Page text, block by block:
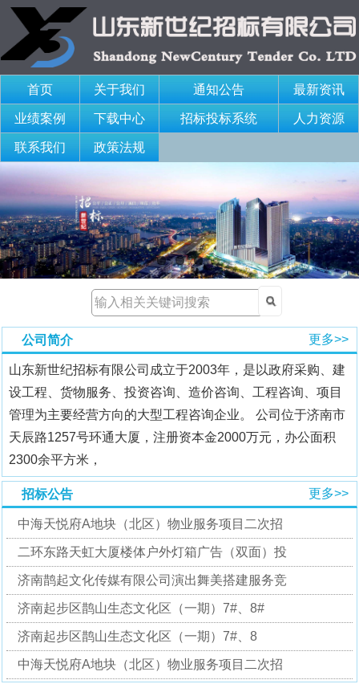
首页 关于我们 通知公告 最新资讯
业绩案例 下载中心 招标投标系统 人力资源
联系我们 政策法规
更多>>
公司简介
山东新世纪招标有限公司成立于2003年，是以政府采购、建
设工程、货物服务、投资咨询、造价咨询、工程咨询、项目
管理为主要经营方向的大型工程咨询企业。 公司位于济南市
天辰路1257号环通大厦，注册资本金2000万元，办公面积
2300余平方米，
更多>>
招标公告
中海天悦府A地块（北区）物业服务项目二次招
二环东路天虹大厦楼体户外灯箱广告（双面）投
济南鹊起文化传媒有限公司演出舞美搭建服务竞
济南起步区鹊山生态文化区（一期）7#、8#
‌济南起步区鹊山生态文化区（一期）7#、8
中海天悦府A地块（北区）物业服务项目二次招